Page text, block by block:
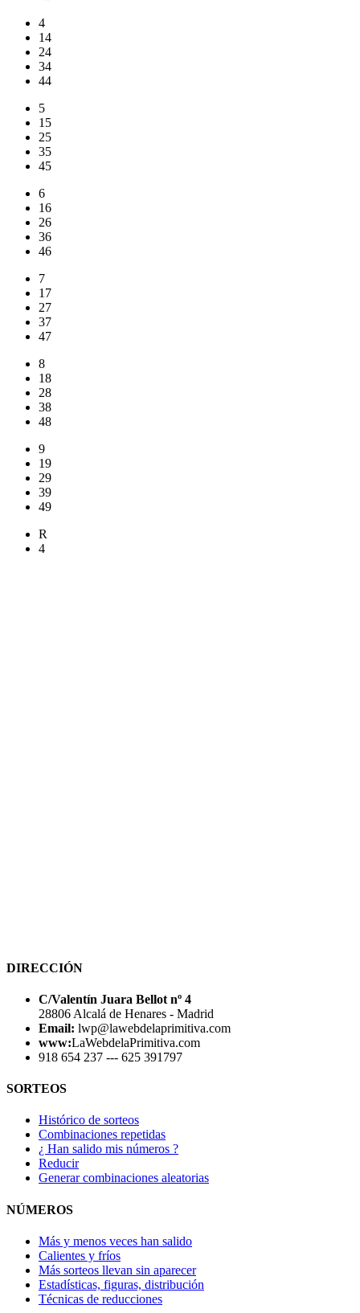
4
14
24
34
44
5
15
25
35
45
6
16
26
36
46
7
17
27
37
47
8
18
28
38
48
9
19
29
39
49
R
4
DIRECCIÓN
C/Valentín Juara Bellot nº 4
28806 Alcalá de Henares - Madrid
Email: lwp@lawebdelaprimitiva.com
www:LaWebdelaPrimitiva.com
918 654 237 --- 625 391797
SORTEOS
Histórico de sorteos
Combinaciones repetidas
¿ Han salido mis números ?
Reducir
Generar combinaciones aleatorias
NÚMEROS
Más y menos veces han salido
Calientes y fríos
Más sorteos llevan sin aparecer
Estadísticas, figuras, distribución
Técnicas de reducciones